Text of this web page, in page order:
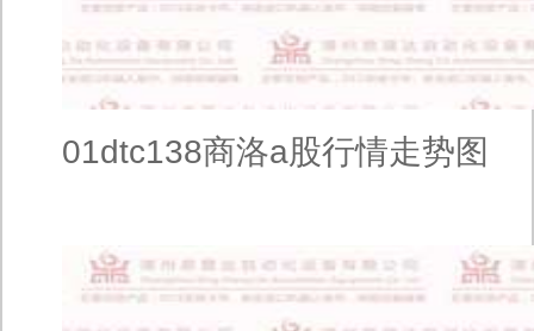
01dtc138商洛a股行情走势图